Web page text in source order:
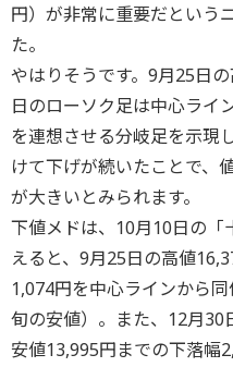
円）が非常に重要だという
た。
やはりそうです。9月25日
日のローソク足は中心ライ
を連想させる分岐足を示現
けて下げが続いたことで、
が大きいとみられます。
下値メドは、10月10日の「
えると、9月25日の高値
1,074円を中心ラインから
旬の安値）。また、12月30
安値13,995円までの下落幅